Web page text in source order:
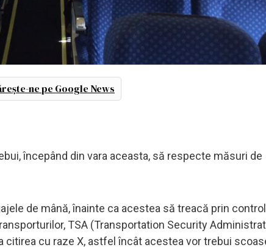
ne pe Google News
începând din vara aceasta, să respecte măsuri de
de mână, înainte ca acestea să treacă prin
TSA (Transportation Security
cu raze X, astfel încât acestea vor trebui